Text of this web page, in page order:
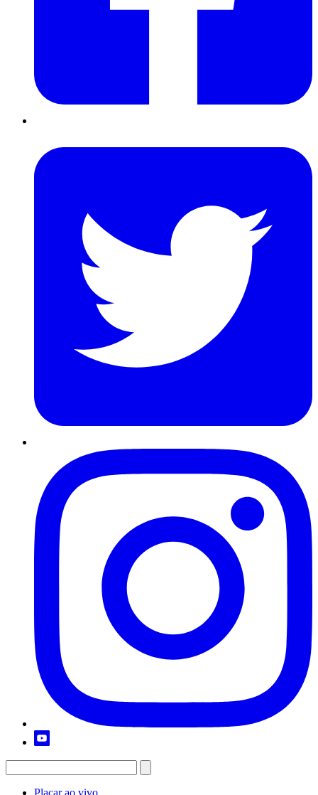
Placar ao vivo